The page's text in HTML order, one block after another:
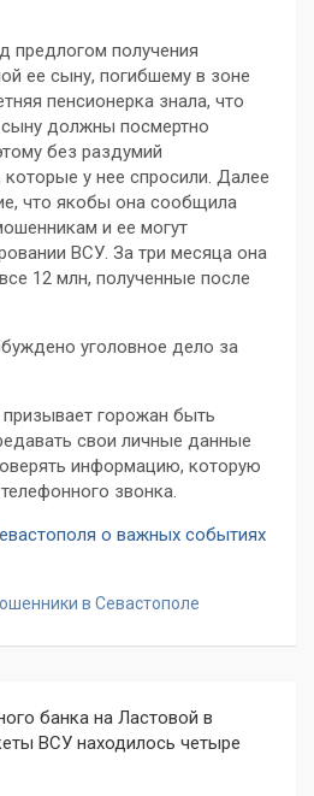
предлогом получения
ее сыну, погибшему в зоне
пенсионерка знала, что
должны посмертно
без раздумий
у нее спросили. Далее
что якобы она сообщила
и ее могут
ВСУ. За три месяца она
12 млн, полученные после
уголовное дело за
горожан быть
свои личные данные
информацию, которую
звонка.
о важных событиях
в Севастополе
банка на Ластовой в
ВСУ находилось четыре